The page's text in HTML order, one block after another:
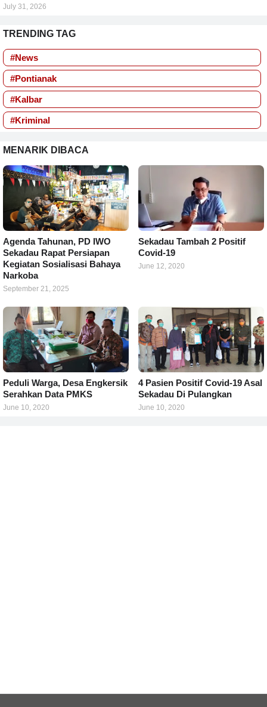
July 31, 2026
TRENDING TAG
#News
#Pontianak
#Kalbar
#Kriminal
MENARIK DIBACA
Agenda Tahunan, PD IWO
Sekadau Rapat Persiapan
Kegiatan Sosialisasi Bahaya
Narkoba
September 21, 2025
Sekadau Tambah 2 Positif
Covid-19
June 12, 2020
Peduli Warga, Desa Engkersik
Serahkan Data PMKS
June 10, 2020
4 Pasien Positif Covid-19 Asal
Sekadau Di Pulangkan
June 10, 2020